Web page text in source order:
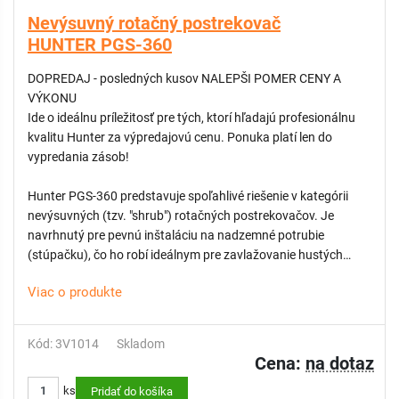
z vrchnej časti postrekovača.
Nevýsuvný rotačný postrekovač
HUNTER PGS-360
DOPREDAJ - posledných kusov NALEPŠI POMER CENY A
VÝKONU
Ide o ideálnu príležitosť pre tých, ktorí hľadajú profesionálnu
kvalitu Hunter za výpredajovú cenu. Ponuka platí len do
vypredania zásob!
Hunter PGS-360 predstavuje spoľahlivé riešenie v kategórii
nevýsuvných (tzv. "shrub") rotačných postrekovačov. Je
navrhnutý pre pevnú inštaláciu na nadzemné potrubie
(stúpačku), čo ho robí ideálnym pre zavlažovanie hustých
výsuvné modely boli blokované vegetáciou.
Viac o produkte
Kód: 3V1014 Skladom
Cena: na dotaz
ks Pridať do košíka